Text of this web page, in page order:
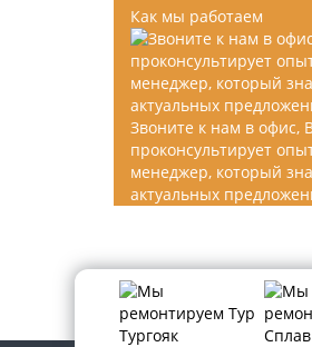
Как мы работаем
Звоните к нам в офис,
проконсультирует
менеджер, который
актуальных